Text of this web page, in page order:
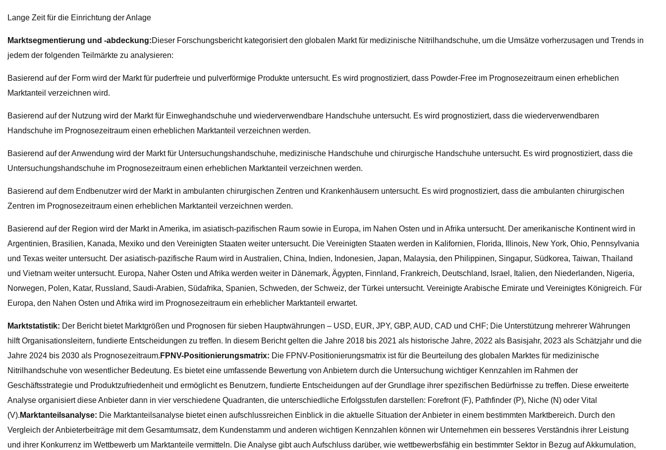
Lange Zeit für die Einrichtung der Anlage
Marktsegmentierung und -abdeckung:Dieser Forschungsbericht kategorisiert den globalen Markt für medizinische Nitrilhandschuhe, um die Umsätze vorherzusagen und Trends in
jedem der folgenden Teilmärkte zu analysieren:
Basierend auf der Form wird der Markt für puderfreie und pulverförmige Produkte untersucht. Es wird prognostiziert, dass Powder-Free im Prognosezeitraum einen erheblichen
Marktanteil verzeichnen wird.
Basierend auf der Nutzung wird der Markt für Einweghandschuhe und wiederverwendbare Handschuhe untersucht. Es wird prognostiziert, dass die wiederverwendbaren
Handschuhe im Prognosezeitraum einen erheblichen Marktanteil verzeichnen werden.
Basierend auf der Anwendung wird der Markt für Untersuchungshandschuhe, medizinische Handschuhe und chirurgische Handschuhe untersucht. Es wird prognostiziert, dass die
Untersuchungshandschuhe im Prognosezeitraum einen erheblichen Marktanteil verzeichnen werden.
Basierend auf dem Endbenutzer wird der Markt in ambulanten chirurgischen Zentren und Krankenhäusern untersucht. Es wird prognostiziert, dass die ambulanten chirurgischen
Zentren im Prognosezeitraum einen erheblichen Marktanteil verzeichnen werden.
Basierend auf der Region wird der Markt in Amerika, im asiatisch-pazifischen Raum sowie in Europa, im Nahen Osten und in Afrika untersucht. Der amerikanische Kontinent wird in
Argentinien, Brasilien, Kanada, Mexiko und den Vereinigten Staaten weiter untersucht. Die Vereinigten Staaten werden in Kalifornien, Florida, Illinois, New York, Ohio, Pennsylvania
und Texas weiter untersucht. Der asiatisch-pazifische Raum wird in Australien, China, Indien, Indonesien, Japan, Malaysia, den Philippinen, Singapur, Südkorea, Taiwan, Thailand
und Vietnam weiter untersucht. Europa, Naher Osten und Afrika werden weiter in Dänemark, Ägypten, Finnland, Frankreich, Deutschland, Israel, Italien, den Niederlanden, Nigeria,
Norwegen, Polen, Katar, Russland, Saudi-Arabien, Südafrika, Spanien, Schweden, der Schweiz, der Türkei untersucht. Vereinigte Arabische Emirate und Vereinigtes Königreich. Für
Europa, den Nahen Osten und Afrika wird im Prognosezeitraum ein erheblicher Marktanteil erwartet.
Marktstatistik: Der Bericht bietet Marktgrößen und Prognosen für sieben Hauptwährungen – USD, EUR, JPY, GBP, AUD, CAD und CHF; Die Unterstützung mehrerer Währungen
hilft Organisationsleitern, fundierte Entscheidungen zu treffen. In diesem Bericht gelten die Jahre 2018 bis 2021 als historische Jahre, 2022 als Basisjahr, 2023 als Schätzjahr und die
Jahre 2024 bis 2030 als Prognosezeitraum. FPNV-Positionierungsmatrix: Die FPNV-Positionierungsmatrix ist für die Beurteilung des globalen Marktes für medizinische
Nitrilhandschuhe von wesentlicher Bedeutung. Es bietet eine umfassende Bewertung von Anbietern durch die Untersuchung wichtiger Kennzahlen im Rahmen der
Geschäftsstrategie und Produktzufriedenheit und ermöglicht es Benutzern, fundierte Entscheidungen auf der Grundlage ihrer spezifischen Bedürfnisse zu treffen. Diese erweiterte
Analyse organisiert diese Anbieter dann in vier verschiedene Quadranten, die unterschiedliche Erfolgsstufen darstellen: Forefront (F), Pathfinder (P), Niche (N) oder Vital
(V). Marktanteilsanalyse: Die Marktanteilsanalyse bietet einen aufschlussreichen Einblick in die aktuelle Situation der Anbieter in einem bestimmten Marktbereich. Durch den
Vergleich der Anbieterbeiträge mit dem Gesamtumsatz, dem Kundenstamm und anderen wichtigen Kennzahlen können wir Unternehmen ein besseres Verständnis ihrer Leistung
und ihrer Konkurrenz im Wettbewerb um Marktanteile vermitteln. Die Analyse gibt auch Aufschluss darüber, wie wettbewerbsfähig ein bestimmter Sektor in Bezug auf Akkumulation,